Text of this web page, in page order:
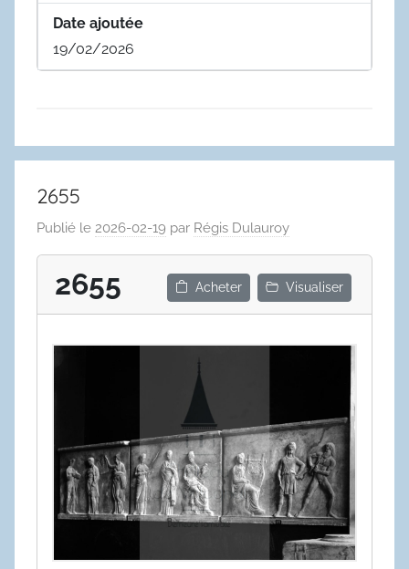
Date ajoutée
19/02/2026
2655
Publié le 2026-02-19 par Régis Dulauroy
2655 Acheter Visualiser